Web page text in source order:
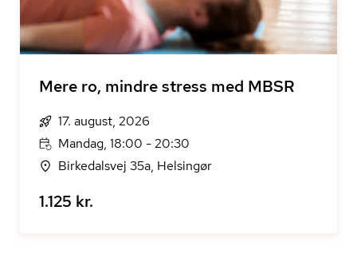
Mere ro, mindre stress med MBSR
17. august, 2026
Mandag, 18:00 - 20:30
Birkedalsvej 35a, Helsingør
1.125 kr.